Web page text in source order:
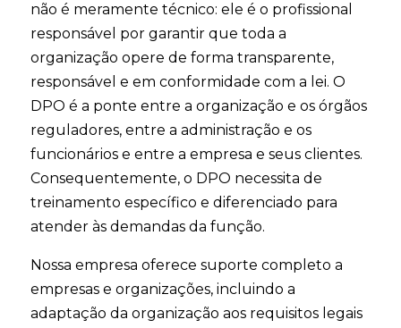
não é meramente técnico: ele é o profissional
responsável por garantir que toda a
organização opere de forma transparente,
responsável e em conformidade com a lei. O
DPO é a ponte entre a organização e os órgãos
reguladores, entre a administração e os
funcionários e entre a empresa e seus clientes.
Consequentemente, o DPO necessita de
treinamento específico e diferenciado para
atender às demandas da função.
Nossa empresa oferece suporte completo a
empresas e organizações, incluindo a
adaptação da organização aos requisitos legais